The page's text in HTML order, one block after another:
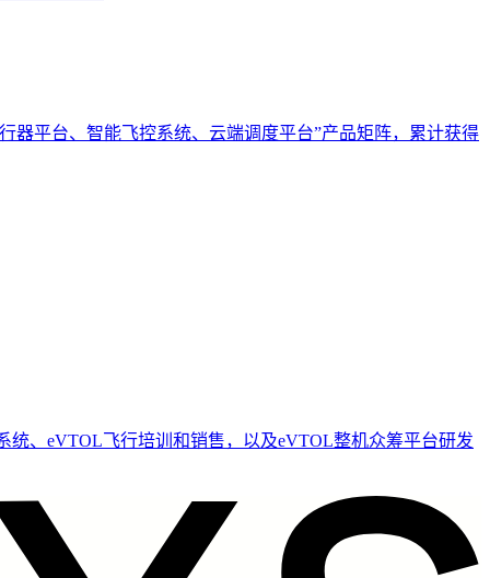
器平台、智能飞控系统、云端调度平台”产品矩阵，累计获得
、eVTOL飞行培训和销售，以及eVTOL整机众筹平台研发